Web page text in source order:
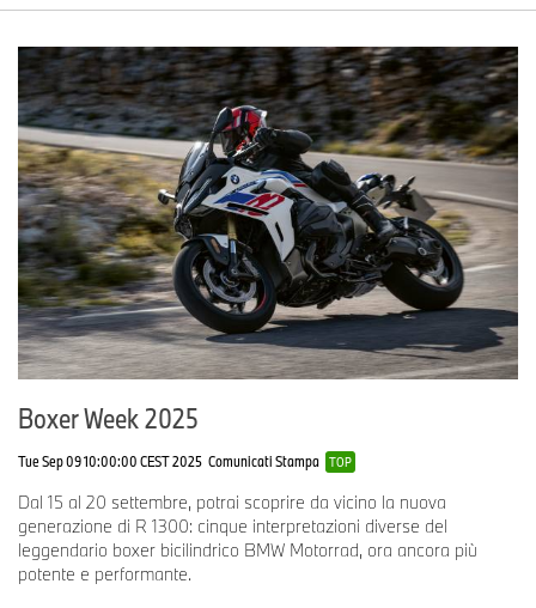
Boxer Week 2025
Tue Sep 09 10:00:00 CEST 2025 Comunicati Stampa TOP
Dal 15 al 20 settembre, potrai scoprire da vicino la nuova
generazione di R 1300: cinque interpretazioni diverse del
leggendario boxer bicilindrico BMW Motorrad, ora ancora più
potente e performante.